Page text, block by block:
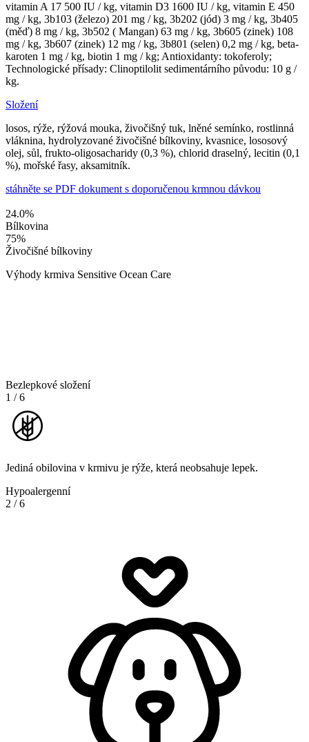
vitamin A 17 500 IU / kg, vitamin D3 1600 IU / kg, vitamin E 450
mg / kg, 3b103 (železo) 201 mg / kg, 3b202 (jód) 3 mg / kg, 3b405
(měď) 8 mg / kg, 3b502 ( Mangan) 63 mg / kg, 3b605 (zinek) 108
mg / kg, 3b607 (zinek) 12 mg / kg, 3b801 (selen) 0,2 mg / kg, beta-
karoten 1 mg / kg, biotin 1 mg / kg; Antioxidanty: tokoferoly;
Technologické přísady: Clinoptilolit sedimentárního původu: 10 g /
kg.
Složení
losos, rýže, rýžová mouka, živočišný tuk, lněné semínko, rostlinná
vláknina, hydrolyzované živočišné bílkoviny, kvasnice, lososový
olej, sůl, frukto-oligosacharidy (0,3 %), chlorid draselný, lecitin (0,1
%), mořské řasy, aksamitník.
stáhněte se PDF dokument s doporučenou krmnou dávkou
24.0%
Bílkovina
75%
Živočišné bílkoviny
Výhody krmiva Sensitive Ocean Care
Bezlepkové složení
1 /6
Jediná obilovina v krmivu je rýže, která neobsahuje lepek.
Hypoalergenní
2 /6